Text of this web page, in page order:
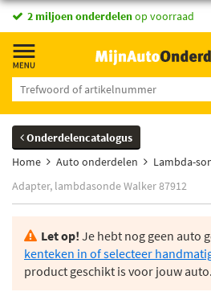
2 miljoen onderdelenop voorraad
Onderdelencatalogus
Home
Auto onderdelen
Lambda-
Adapter, lambdasonde Walker 87912
Let op! Je hebt nog geen auto
kenteken in of selecteer
product geschikt is voor jouw auto.